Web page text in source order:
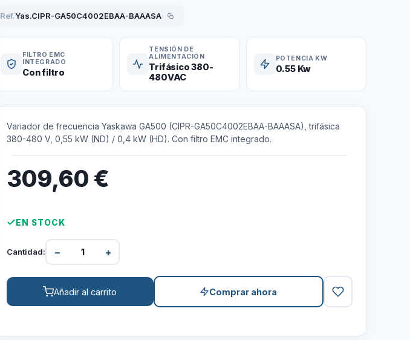
Ref.Yas.CIPR-GA50C4002EBAA-BAAASA
FILTRO EMC
INTEGRADO
Con filtro
TENSIÓN DE
ALIMENTACIÓN
Trifásico 380-
480VAC
POTENCIA KW
0.55 Kw
Variador de frecuencia Yaskawa GA500 (CIPR-GA50C4002EBAA-BAAASA), trifásica
380-480 V, 0,55 kW (ND) / 0,4 kW (HD). Con filtro EMC integrado.
309,60€
EN STOCK
Cantidad: − +
Añadir al carrito Comprar ahora